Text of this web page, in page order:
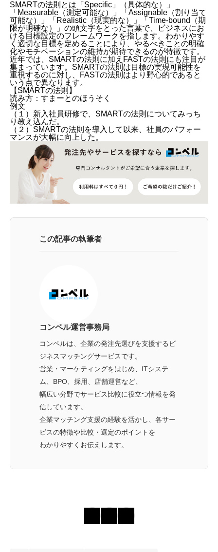
SMARTの法則とは「Specific」（具体的な）」
「Measurable（測定可能な）」「Assignable（割り当て
可能な）」「Realistic（現実的な）」「Time-bound（期
限が明確な）」の頭文字をとった言葉で、ビジネスにお
ける目標設定のフレームワークを指します。わかりやす
く適切な目標を定めることにより、やるべきことの明確
化やモチベーションの維持が期待できるのが特徴です。
近年では、SMARTの法則に加え FASTの法則 にも注目が
集まっています。SMARTの法則は目標の実現可能性を
重視するのに対し、FASTの法則はより野心的であると
いう点で異なります。
【SMARTの法則】
読み方：すまーとのほうそく
例文
（１）新入社員研修で、SMARTの法則についてみっち
り教え込んだ。
（２）SMARTの法則を導入して以来、社員のパフォー
マンスが大幅に向上した。
この記事の執筆者
コンペル運営事務局
コンペルは、企業の発注先選びを支援するビ
ジネスマッチングサービスです。
営業・マーケティングをはじめ、ITシステ
ム、BPO、採用、店舗運営など、
幅広い分野でサービス比較に役立つ情報を発
信しています。
企業マッチング支援の経験を活かし、各サー
ビスの特徴や比較・選定のポイントを
わかりやすくお伝えします。